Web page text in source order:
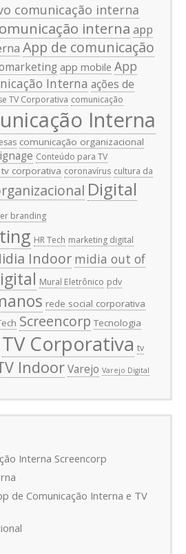
comunicação interna
interna app
App de comunicação
app mobile App
Interna ações de
TV Corporativa comunicação
Interna
comunicação organizacional
Conteúdo para TV
corporativa coronavírus cultura da
Digital
branding
HR Tech marketing digital
Indoor midia out of
Mural Eletrônico pdv
rede social corporativa
Screencorp Tecnologia
TV Corporativa tv
IndoorVarejo Varejo Digital
Interna Screencorp
de Comunicação Interna e TV